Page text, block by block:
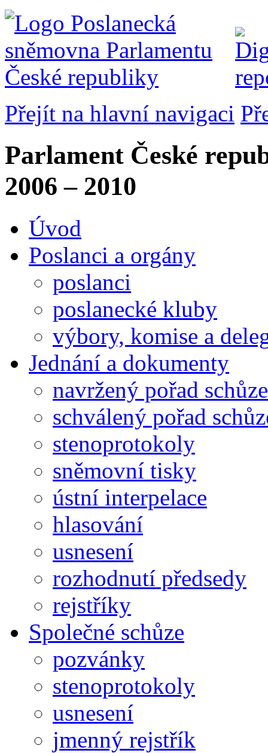
Přejít na hlavní navigaci
Parlament České
2006 – 2010
Úvod
Poslanci a orgány
poslanci
poslanecké kluby
výbory, komise a
Jednání a dokumenty
navržený pořad schůze
schválený pořad
stenoprotokoly
sněmovní tisky
ústní interpelace
hlasování
usnesení
rozhodnutí předsedy
rejstříky
Společné schůze
pozvánky
stenoprotokoly
usnesení
jmenný rejstřík